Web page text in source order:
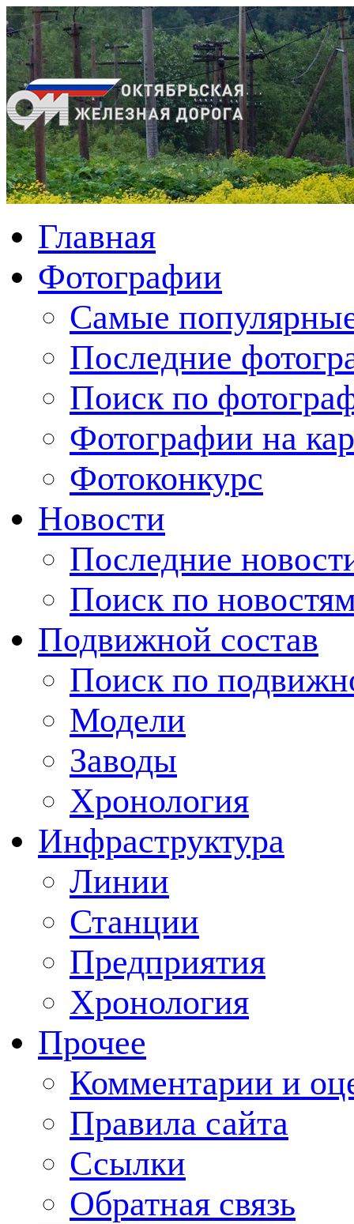
Главная
Фотографии
Cамые
Последние
Поиск по
Фотографии на
Фотоконкурс
Новости
Последние
Поиск по
Подвижной состав
Поиск по
Модели
Заводы
Хронология
Инфраструктура
Линии
Станции
Предприятия
Хронология
Прочее
Комментарии и
Правила сайта
Ссылки
Обратная связь